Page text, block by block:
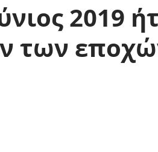
2019
των